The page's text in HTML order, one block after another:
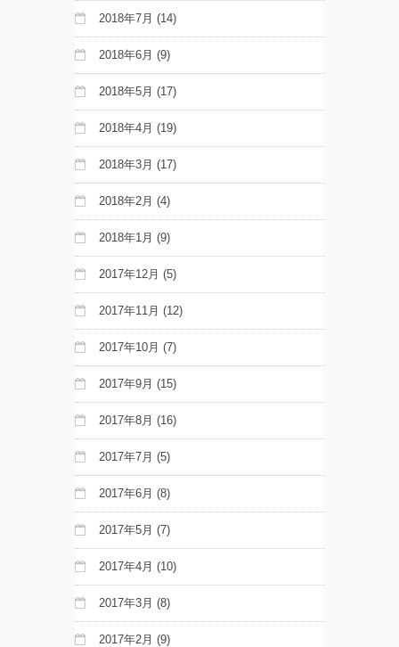
2018年7月 (14)
2018年6月 (9)
2018年5月 (17)
2018年4月 (19)
2018年3月 (17)
2018年2月 (4)
2018年1月 (9)
2017年12月 (5)
2017年11月 (12)
2017年10月 (7)
2017年9月 (15)
2017年8月 (16)
2017年7月 (5)
2017年6月 (8)
2017年5月 (7)
2017年4月 (10)
2017年3月 (8)
2017年2月 (9)